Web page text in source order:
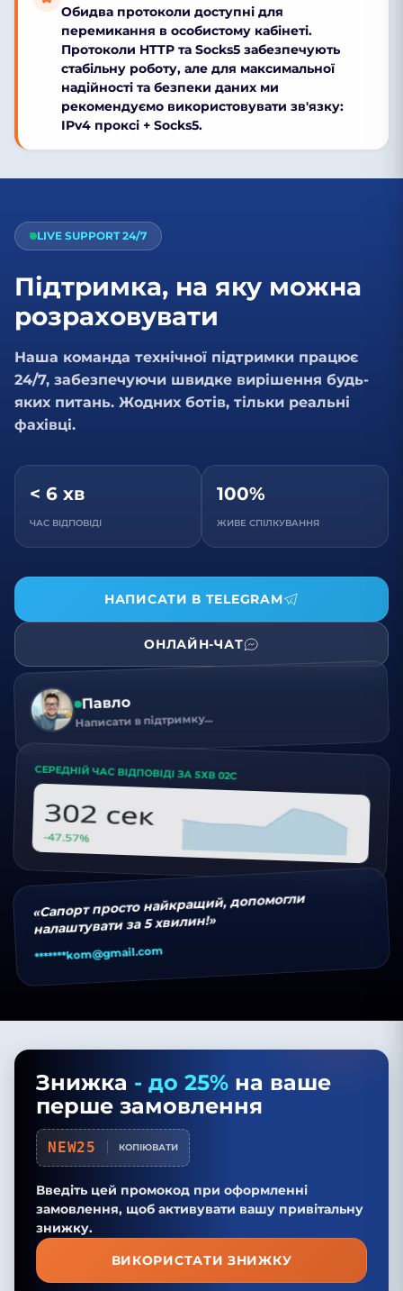
Обидва протоколи доступні для
перемикання в особистому кабінеті.
Протоколи HTTP та Socks5 забезпечують
стабільну роботу, але для максимальної
надійності та безпеки даних ми
рекомендуємо використовувати зв'язку:
IPv4 проксі + Socks5.
LIVE SUPPORT 24/7
Підтримка, на яку можна
розраховувати
Наша команда технічної підтримки працює
24/7, забезпечуючи швидке вирішення будь-
яких питань. Жодних ботів, тільки реальні
фахівці.
< 6 хв
ЧАС ВІДПОВІДІ
100%
ЖИВЕ СПІЛКУВАННЯ
НАПИСАТИ В TELEGRAM
ОНЛАЙН-ЧАТ
Павло
Написати в підтримку...
СЕРЕДНІЙ ЧАС ВІДПОВІДІ ЗА 5ХВ 02С
«Сапорт просто найкращий, допомогли
налаштувати за 5 хвилин!»
*******kom@gmail.com
Знижка - до 25% на ваше
перше замовлення
NEW25 КОПІЮВАТИ
Введіть цей промокод при оформленні
замовлення, щоб активувати вашу привітальну
знижку.
ВИКОРИСТАТИ ЗНИЖКУ